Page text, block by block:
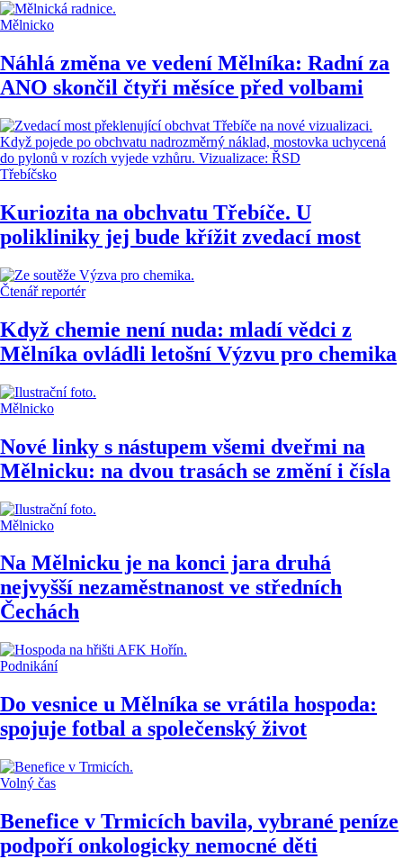
Mělnicko
Náhlá změna ve vedení Mělníka: Radní za
ANO skončil čtyři měsíce před volbami
Třebíčsko
Kuriozita na obchvatu Třebíče. U
polikliniky jej bude křížit zvedací most
Čtenář reportér
Když chemie není nuda: mladí vědci z
Mělníka ovládli letošní Výzvu pro chemika
Mělnicko
Nové linky s nástupem všemi dveřmi na
Mělnicku: na dvou trasách se změní i čísla
Mělnicko
Na Mělnicku je na konci jara druhá
nejvyšší nezaměstnanost ve středních
Čechách
Podnikání
Do vesnice u Mělníka se vrátila hospoda:
spojuje fotbal a společenský život
Volný čas
Benefice v Trmicích bavila, vybrané peníze
podpoří onkologicky nemocné děti